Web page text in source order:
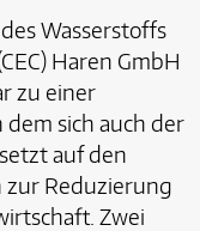
Wasserstoffs
Haren GmbH
zu einer
sich auch der
auf den
zur Reduzierung
Zwei